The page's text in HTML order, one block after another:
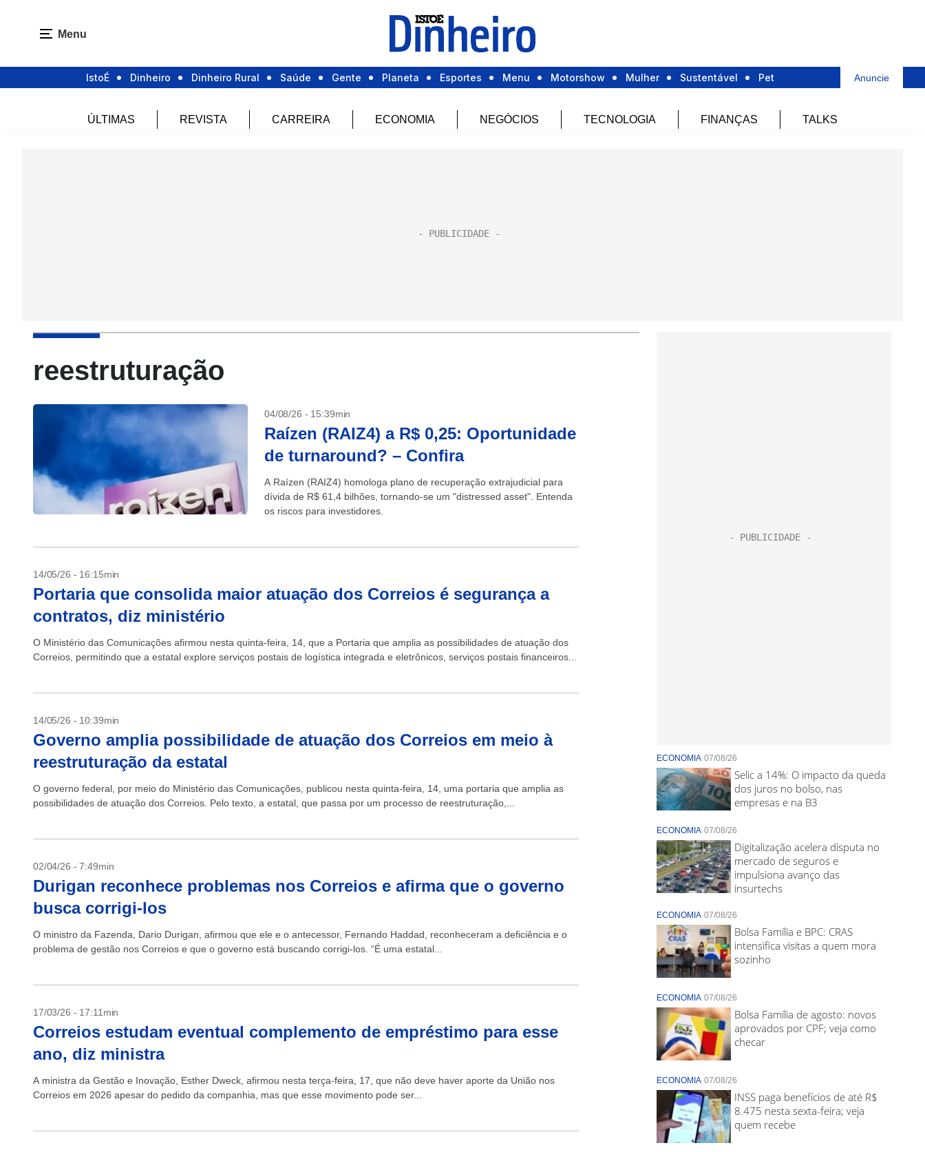
Menu
IstoÉ Dinheiro Dinheiro Rural Saúde Gente Planeta Esportes Menu Motorshow Mulher Sustentável Pet Anuncie
ÚLTIMAS REVISTA CARREIRA ECONOMIA NEGÓCIOS TECNOLOGIA FINANÇAS TALKS
reestruturação
04/08/26 - 15:39min
Raízen (RAIZ4) a R$ 0,25: Oportunidade
de turnaround? – Confira
A Raízen (RAIZ4) homologa plano de recuperação extrajudicial para
dívida de R$ 61,4 bilhões, tornando-se um "distressed asset". Entenda
os riscos para investidores.
14/05/26 - 16:15min
Portaria que consolida maior atuação dos Correios é segurança a
contratos, diz ministério
O Ministério das Comunicações afirmou nesta quinta-feira, 14, que a Portaria que amplia as possibilidades de atuação dos
Correios, permitindo que a estatal explore serviços postais de logística integrada e eletrônicos, serviços postais financeiros...
14/05/26 - 10:39min
Governo amplia possibilidade de atuação dos Correios em meio à
reestruturação da estatal
O governo federal, por meio do Ministério das Comunicações, publicou nesta quinta-feira, 14, uma portaria que amplia as
possibilidades de atuação dos Correios. Pelo texto, a estatal, que passa por um processo de reestruturação,...
02/04/26 - 7:49min
Durigan reconhece problemas nos Correios e afirma que o governo
busca corrigi-los
O ministro da Fazenda, Dario Durigan, afirmou que ele e o antecessor, Fernando Haddad, reconheceram a deficiência e o
problema de gestão nos Correios e que o governo está buscando corrigi-los. “É uma estatal...
17/03/26 - 17:11min
Correios estudam eventual complemento de empréstimo para esse
ano, diz ministra
A ministra da Gestão e Inovação, Esther Dweck, afirmou nesta terça-feira, 17, que não deve haver aporte da União nos
Correios em 2026 apesar do pedido da companhia, mas que esse movimento pode ser...
ECONOMIA 07/08/26
Selic a 14%: O impacto da queda
dos juros no bolso, nas
empresas e na B3
ECONOMIA 07/08/26
Digitalização acelera disputa no
mercado de seguros e
impulsiona avanço das
insurtechs
ECONOMIA 07/08/26
Bolsa Família e BPC: CRAS
intensifica visitas a quem mora
sozinho
ECONOMIA 07/08/26
Bolsa Família de agosto: novos
aprovados por CPF; veja como
checar
ECONOMIA 07/08/26
INSS paga benefícios de até R$
8.475 nesta sexta-feira; veja
quem recebe